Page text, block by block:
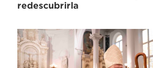
redescubrirla